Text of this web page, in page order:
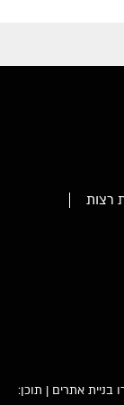
רצות
בניית אתרים | תוכן: